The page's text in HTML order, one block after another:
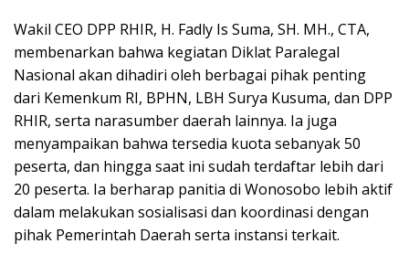
Wakil CEO DPP RHIR, H. Fadly Is Suma, SH. MH., CTA,
membenarkan bahwa kegiatan Diklat Paralegal
Nasional akan dihadiri oleh berbagai pihak penting
dari Kemenkum RI, BPHN, LBH Surya Kusuma, dan DPP
RHIR, serta narasumber daerah lainnya. Ia juga
menyampaikan bahwa tersedia kuota sebanyak 50
peserta, dan hingga saat ini sudah terdaftar lebih dari
20 peserta. Ia berharap panitia di Wonosobo lebih aktif
dalam melakukan sosialisasi dan koordinasi dengan
pihak Pemerintah Daerah serta instansi terkait.